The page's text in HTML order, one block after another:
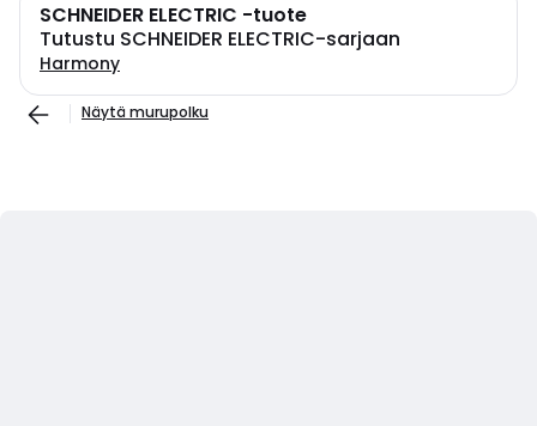
SCHNEIDER ELECTRIC -tuote
Tutustu SCHNEIDER ELECTRIC-sarjaan
Harmony
Näytä murupolku